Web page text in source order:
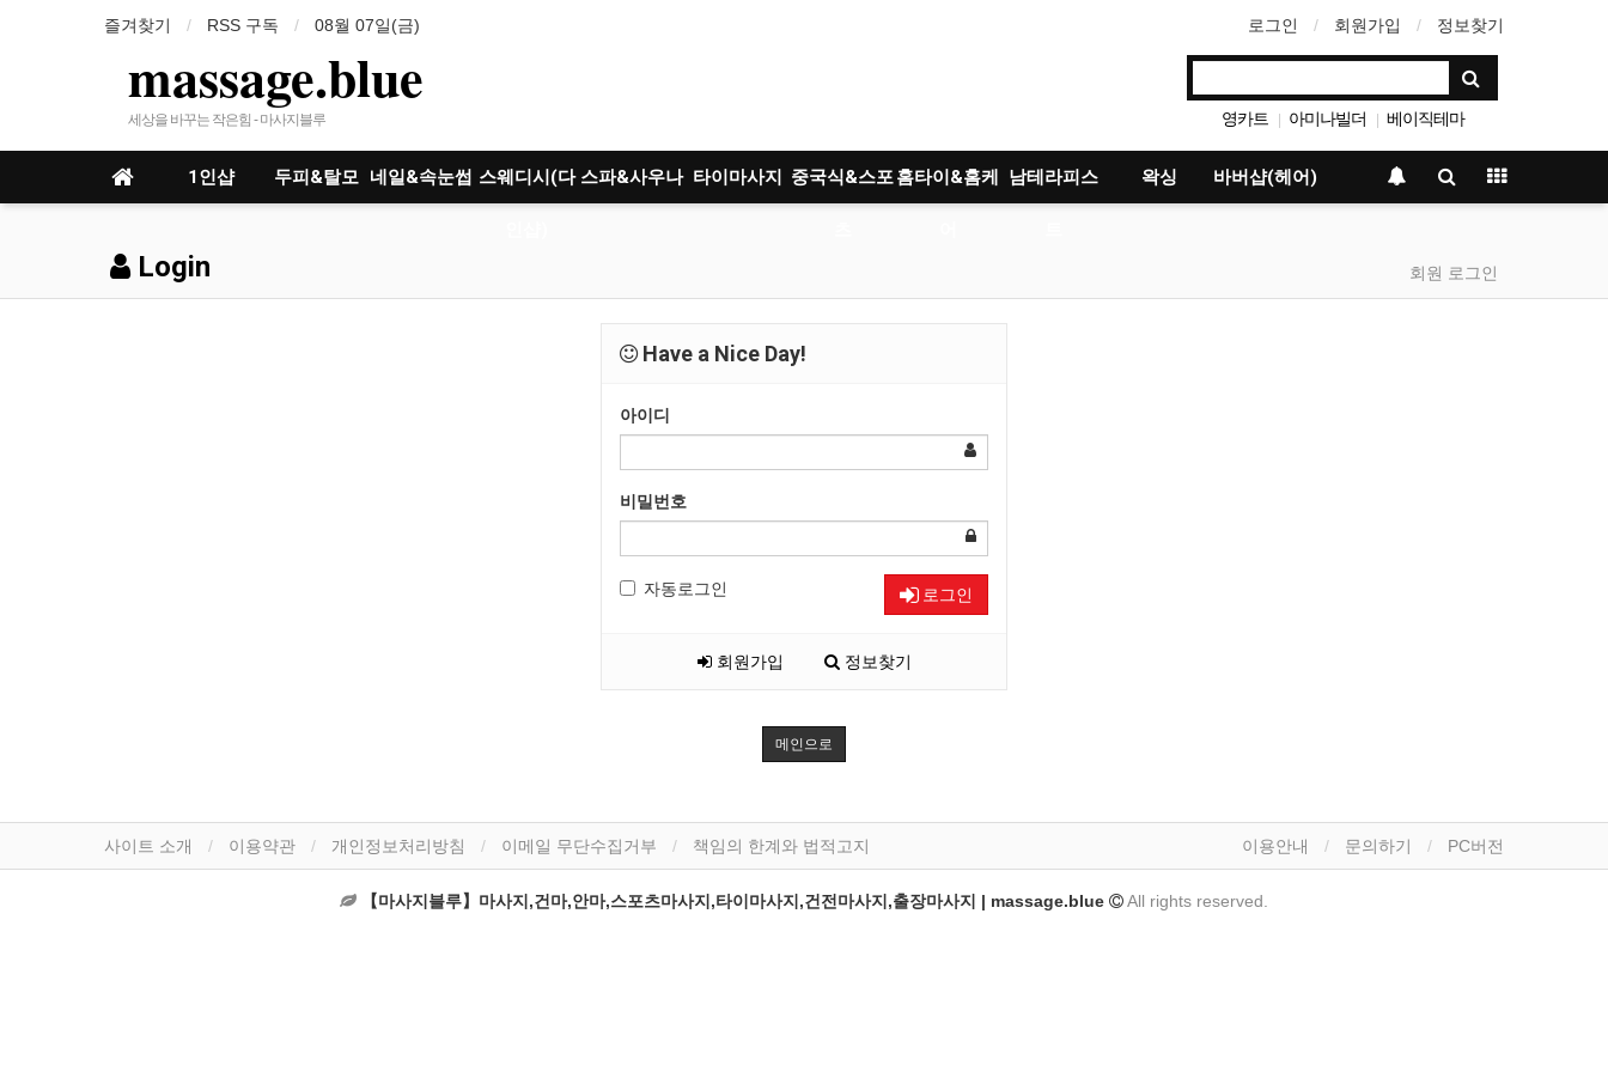
즐겨찾기 RSS 구독 08월 07일(금) 로그인 회원가입 정보찾기
massage.blue
세상을 바꾸는 작은힘 - 마사지블루 영카트 아미나빌더 베이직테마
| 그누보드
1인샵 두피&탈모 네일&속눈썹 스웨디시(다 스파&사우나 타이마사지 중국식&스포홈타이&홈케 남테라피스 왁싱 바버샵(헤어)
Login 회원 로그인
Have a Nice Day!
아이디
비밀번호
자동로그인 로그인
회원가입 정보찾기
메인으로
사이트 소개 이용약관 개인정보처리방침 이메일 무단수집거부 책임의 한계와 법적고지 이용안내 문의하기 PC버전
【마사지블루】마사지,건마,안마,스포츠마사지,타이마사지,건전마사지,출장마사지 | massage.blue All rights reserved.